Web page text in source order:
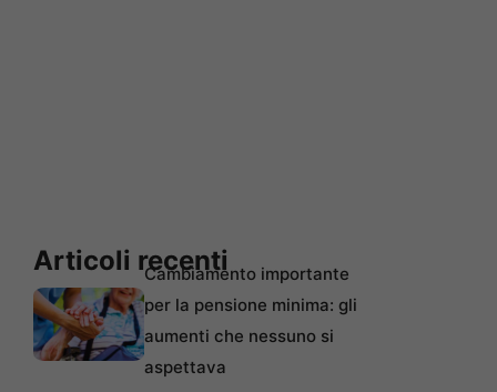
Articoli recentiCambiamento importante
per la pensione minima: gli
aumenti che nessuno si
aspettava